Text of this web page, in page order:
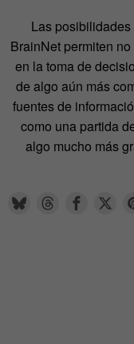
Las
BrainNet permiten
en la toma de
de algo aún más
fuentes de
como una partida
algo mucho más